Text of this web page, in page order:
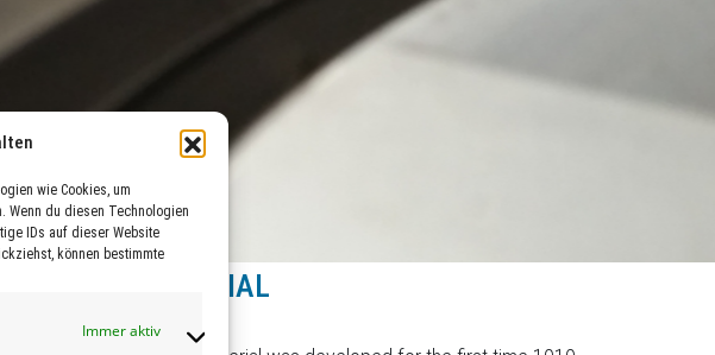
wie Cookies, um
Wenn du diesen Technologien
IDs auf dieser Website
können bestimmte
Immer aktiv
REPAIR METERIAL